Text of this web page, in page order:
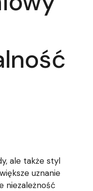
ale także styl
uznanie
niezależność